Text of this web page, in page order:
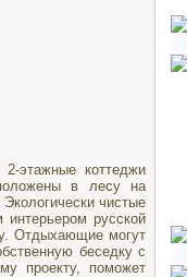
этажные коттеджи
в лесу на
чистые
интерьером русской
Отдыхающие могут
беседку с
проекту, поможет